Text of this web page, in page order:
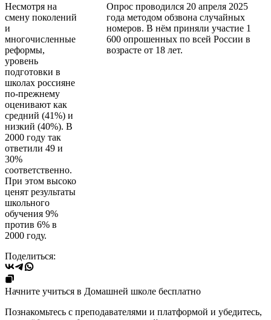
Несмотря на
смену поколений
и
многочисленные
реформы,
уровень
подготовки в
школах россияне
по-прежнему
оценивают как
средний (41%) и
низкий (40%). В
2000 году так
ответили 49 и
30%
соответственно.
При этом высоко
ценят результаты
школьного
обучения 9%
против 6% в
2000 году.
Опрос проводился 20 апреля 2025
года методом обзвона случайных
номеров. В нём приняли участие 1
600 опрошенных по всей России в
возрасте от 18 лет.
Поделиться:
Начните учиться в Домашней школе бесплатно
Познакомьтесь с преподавателями и платформой и убедитесь,